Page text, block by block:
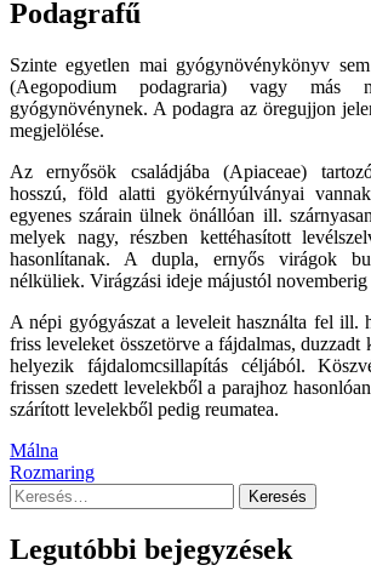
Podagrafű
Szinte egyetlen mai gyógynövénykönyv
(Aegopodium podagraria) vagy más
gyógynövénynek. A podagra az öregujjon
megjelölése.
Az ernyősök családjába (Apiaceae)
hosszú, föld alatti gyökérnyúlványai
egyenes szárain ülnek önállóan ill.
melyek nagy, részben kettéhasított
hasonlítanak. A dupla, ernyős virágok
nélküliek. Virágzási ideje májustól novemberig
A népi gyógyászat a leveleit használta fel ill.
friss leveleket összetörve a fájdalmas, duzzadt
helyezik fájdalomcsillapítás céljából.
frissen szedett levelekből a parajhoz
szárított levelekből pedig reumatea.
Bejegyzés
navigáció
Málna
Rozmaring
Keresés:
Legutóbbi bejegyzések